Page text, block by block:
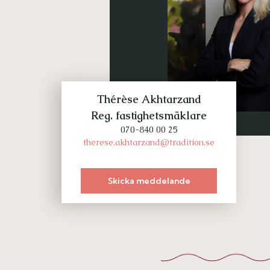
Thérèse Akhtarzand
Reg. fastighetsmäklare
070-840 00 25
therese.akhtarzand@tradition.se
Skicka meddelande